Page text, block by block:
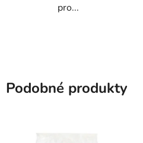
pro...
Podobné produkty